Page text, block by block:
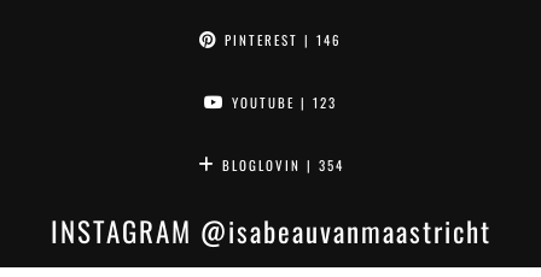
PINTEREST | 146
YOUTUBE | 123
BLOGLOVIN | 354
INSTAGRAM @isabeauvanmaastricht